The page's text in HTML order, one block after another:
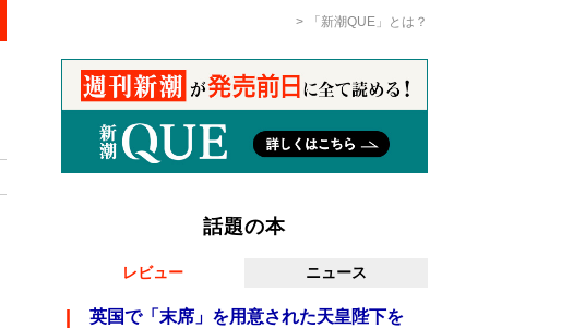
「新潮QUE」とは？
話題の本
レビュー ニュース
英国で「末席」を用意された天皇陛下を